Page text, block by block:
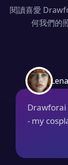
閱讀喜愛
何我們的
Drawforai